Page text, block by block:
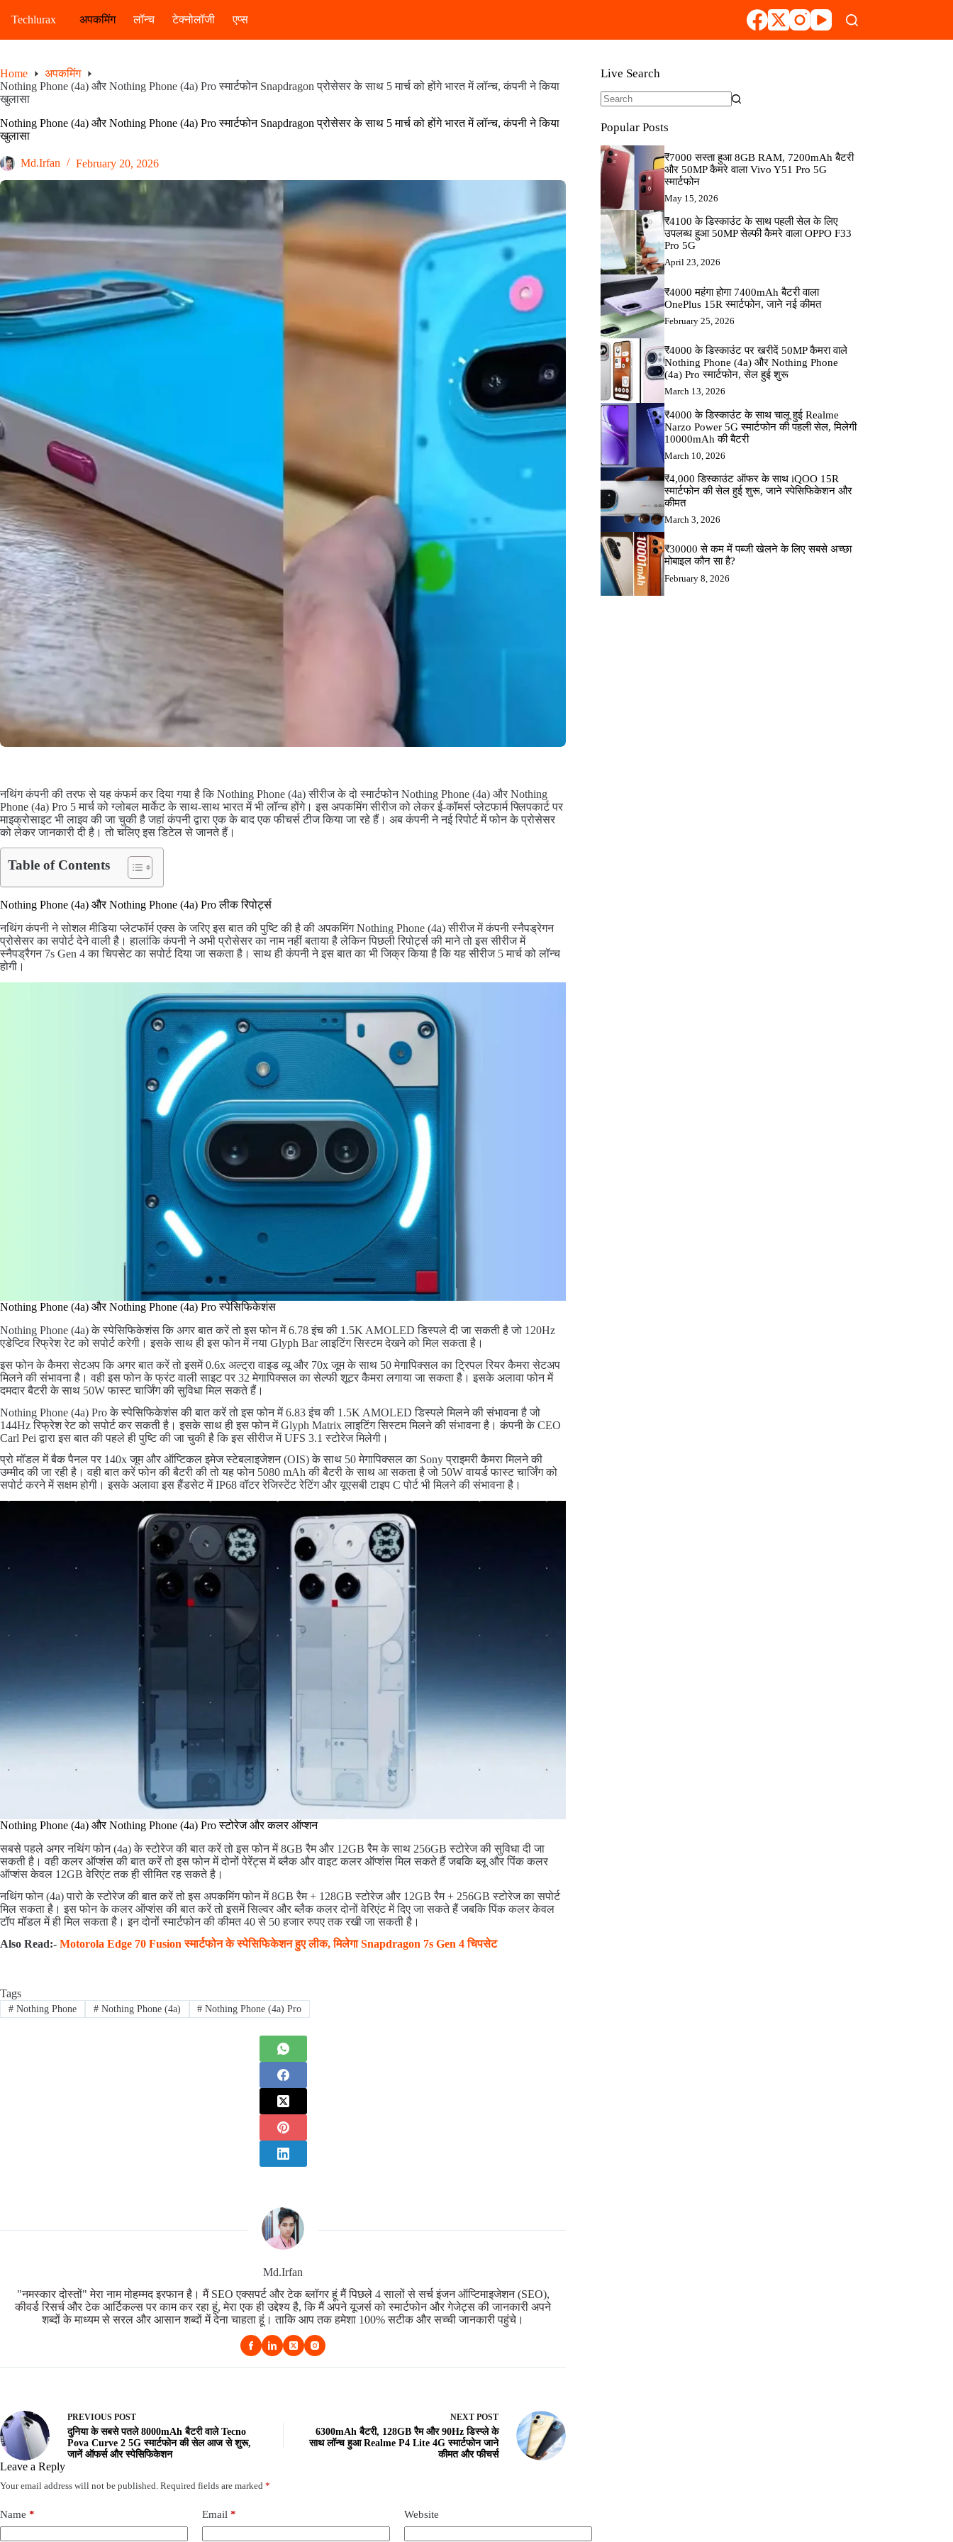
Techlurax अपकमिंग लॉन्च टेक्नोलॉजी एप्स
Home
अपकमिंग
Nothing Phone (4a) और Nothing Phone (4a) Pro स्मार्टफोन Snapdragon प्रोसेसर के साथ 5 मार्च को होंगे भारत में लॉन्च, कंपनी ने किया
खुलासा
Nothing Phone (4a) और Nothing Phone (4a) Pro स्मार्टफोन Snapdragon प्रोसेसर के साथ 5 मार्च को होंगे भारत में लॉन्च, कंपनी ने किया
खुलासा
Md.Irfan February 20, 2026
नथिंग कंपनी की तरफ से यह कंफर्म कर दिया गया है कि Nothing Phone (4a) सीरीज के दो स्मार्टफोन Nothing Phone (4a) और Nothing
Phone (4a) Pro 5 मार्च को ग्लोबल मार्केट के साथ-साथ भारत में भी लॉन्च होंगे। इस अपकमिंग सीरीज को लेकर ई-कॉमर्स प्लेटफार्म फ्लिपकार्ट पर
माइक्रोसाइट भी लाइव की जा चुकी है जहां कंपनी द्वारा एक के बाद एक फीचर्स टीज किया जा रहे हैं। अब कंपनी ने नई रिपोर्ट में फोन के प्रोसेसर
को लेकर जानकारी दी है। तो चलिए इस डिटेल से जानते हैं।
Table of Contents
Nothing Phone (4a) और Nothing Phone (4a) Pro लीक रिपोर्ट्स
नथिंग कंपनी ने सोशल मीडिया प्लेटफॉर्म एक्स के जरिए इस बात की पुष्टि की है की अपकमिंग Nothing Phone (4a) सीरीज में कंपनी स्नैपड्रेगन
प्रोसेसर का सपोर्ट देने वाली है। हालांकि कंपनी ने अभी प्रोसेसर का नाम नहीं बताया है लेकिन पिछली रिपोर्ट्स की माने तो इस सीरीज में
स्नैपड्रैगन 7s Gen 4 का चिपसेट का सपोर्ट दिया जा सकता है। साथ ही कंपनी ने इस बात का भी जिक्र किया है कि यह सीरीज 5 मार्च को लॉन्च
होगी।
Nothing Phone (4a) और Nothing Phone (4a) Pro स्पेसिफिकेशंस
Nothing Phone (4a) के स्पेसिफिकेशंस कि अगर बात करें तो इस फोन में 6.78 इंच की 1.5K AMOLED डिस्पले दी जा सकती है जो 120Hz
एडेप्टिव रिफ्रेश रेट को सपोर्ट करेगी। इसके साथ ही इस फोन में नया Glyph Bar लाइटिंग सिस्टम देखने को मिल सकता है।
इस फोन के कैमरा सेटअप कि अगर बात करें तो इसमें 0.6x अल्ट्रा वाइड व्यू और 70x जूम के साथ 50 मेगापिक्सल का ट्रिपल रियर कैमरा सेटअप
मिलने की संभावना है। वही इस फोन के फ्रंट वाली साइट पर 32 मेगापिक्सल का सेल्फी शूटर कैमरा लगाया जा सकता है। इसके अलावा फोन में
दमदार बैटरी के साथ 50W फास्ट चार्जिंग की सुविधा मिल सकते हैं।
Nothing Phone (4a) Pro के स्पेसिफिकेशंस की बात करें तो इस फोन में 6.83 इंच की 1.5K AMOLED डिस्पले मिलने की संभावना है जो
144Hz रिफ्रेश रेट को सपोर्ट कर सकती है। इसके साथ ही इस फोन में Glyph Matrix लाइटिंग सिस्टम मिलने की संभावना है। कंपनी के CEO
Carl Pei द्वारा इस बात की पहले ही पुष्टि की जा चुकी है कि इस सीरीज में UFS 3.1 स्टोरेज मिलेगी।
प्रो मॉडल में बैक पैनल पर 140x जूम और ऑप्टिकल इमेज स्टेबलाइजेशन (OIS) के साथ 50 मेगापिक्सल का Sony प्राइमरी कैमरा मिलने की
उम्मीद की जा रही है। वही बात करें फोन की बैटरी की तो यह फोन 5080 mAh की बैटरी के साथ आ सकता है जो 50W वायर्ड फास्ट चार्जिंग को
सपोर्ट करने में सक्षम होगी। इसके अलावा इस हैंडसेट में IP68 वॉटर रेजिस्टेंट रेटिंग और यूएसबी टाइप C पोर्ट भी मिलने की संभावना है।
Nothing Phone (4a) और Nothing Phone (4a) Pro स्टोरेज और कलर ऑप्शन
सबसे पहले अगर नथिंग फोन (4a) के स्टोरेज की बात करें तो इस फोन में 8GB रैम और 12GB रैम के साथ 256GB स्टोरेज की सुविधा दी जा
सकती है। वही कलर ऑप्शंस की बात करें तो इस फोन में दोनों पेरेंट्स में ब्लैक और वाइट कलर ऑप्शंस मिल सकते हैं जबकि ब्लू और पिंक कलर
ऑप्शंस केवल 12GB वेरिएंट तक ही सीमित रह सकते है।
नथिंग फोन (4a) पारो के स्टोरेज की बात करें तो इस अपकमिंग फोन में 8GB रैम + 128GB स्टोरेज और 12GB रैम + 256GB स्टोरेज का सपोर्ट
मिल सकता है। इस फोन के कलर ऑप्शंस की बात करें तो इसमें सिल्वर और ब्लैक कलर दोनों वेरिएंट में दिए जा सकते हैं जबकि पिंक कलर केवल
टॉप मॉडल में ही मिल सकता है। इन दोनों स्मार्टफोन की कीमत 40 से 50 हजार रुपए तक रखी जा सकती है।
Also Read:- Motorola Edge 70 Fusion स्मार्टफोन के स्पेसिफिकेशन हुए लीक, मिलेगा Snapdragon 7s Gen 4 चिपसेट
Tags
#Nothing Phone #Nothing Phone (4a) # Nothing Phone (4a) Pro
Md.Irfan
"नमस्कार दोस्तों" मेरा नाम मोहम्मद इरफान है। मैं SEO एक्सपर्ट और टेक ब्लॉगर हूं मैं पिछले 4 सालों से सर्च इंजन ऑप्टिमाइजेशन (SEO),
कीवर्ड रिसर्च और टेक आर्टिकल्स पर काम कर रहा हूं, मेरा एक ही उद्देश्य है, कि मैं अपने यूजर्स को स्मार्टफोन और गेजेट्स की जानकारी अपने
शब्दों के माध्यम से सरल और आसान शब्दों में देना चाहता हूं। ताकि आप तक हमेशा 100% सटीक और सच्ची जानकारी पहुंचे।
PREVIOUS POST
दुनिया के सबसे पतले 8000mAh बैटरी वाले Tecno
Pova Curve 2 5G स्मार्टफोन की सेल आज से शुरू,
जानें ऑफर्स और स्पेसिफिकेशन
NEXTPOST
6300mAh बैटरी, 128GB रैम और 90Hz डिस्प्ले के
साथ लॉन्च हुआ Realme P4 Lite 4G स्मार्टफोन जाने
कीमत और फीचर्स
Leave a Reply
Your email address will not be published. Required fields are marked *
Name * Email * Website
Live Search
results
Popular Posts
₹7000 सस्ता हुआ 8GB RAM, 7200mAh बैटरी
और 50MP कैमरे वाला Vivo Y51 Pro 5G
स्मार्टफोन
May 15, 2026
₹4100 के डिस्काउंट के साथ पहली सेल के लिए
उपलब्ध हुआ 50MP सेल्फी कैमरे वाला OPPO F33
Pro 5G
April 23, 2026
₹4000 महंगा होगा 7400mAh बैटरी वाला
OnePlus 15R स्मार्टफोन, जाने नई कीमत
February 25, 2026
₹4000 के डिस्काउंट पर खरीदें 50MP कैमरा वाले
Nothing Phone (4a) और Nothing Phone
(4a) Pro स्मार्टफोन, सेल हुई शुरू
March 13, 2026
₹4000 के डिस्काउंट के साथ चालू हुई Realme
Narzo Power 5G स्मार्टफोन की पहली सेल, मिलेगी
10000mAh की बैटरी
March 10, 2026
₹4,000 डिस्काउंट ऑफर के साथ iQOO 15R
स्मार्टफोन की सेल हुई शुरू, जाने स्पेसिफिकेशन और
कीमत
March 3, 2026
₹30000 से कम में पब्जी खेलने के लिए सबसे अच्छा
मोबाइल कौन सा है?
February 8, 2026